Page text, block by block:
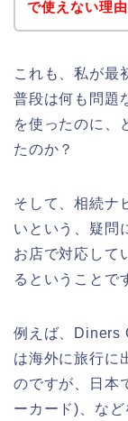
で使えない理
これも、私が最
普段は何も問題
を使ったのに、
たのか？
そして、相続ナ
いという、疑問
お店で対応して
るということで
例えば、Diners
は海外に旅行に
のですが、日本
ーカード)、な